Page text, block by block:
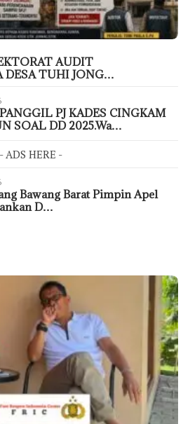
AUDIT
DESA TUHI JONG…
PJ KADES CINGKAM
SOAL DD 2025.Wa…
- ADS HERE -
Bawang Barat Pimpin Apel
D…